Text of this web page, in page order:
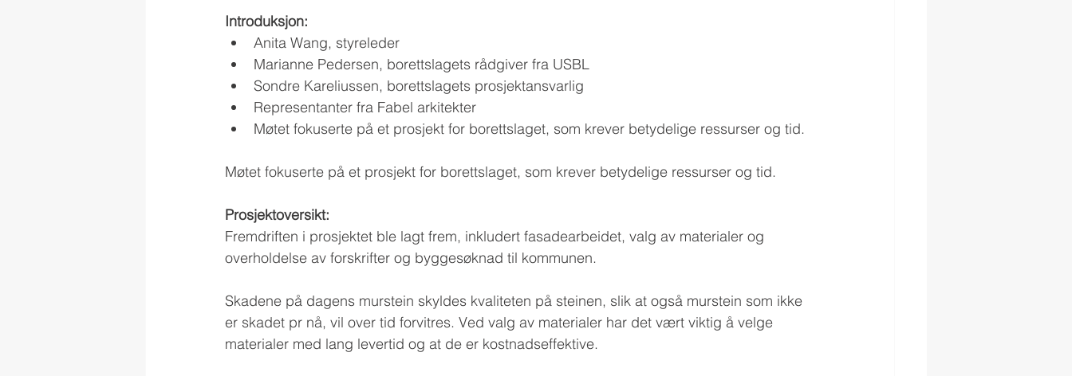
Introduksjon:
Anita Wang, styreleder
Marianne Pedersen, borettslagets rådgiver fra USBL
Sondre Kareliussen, borettslagets prosjektansvarlig
Representanter fra Fabel arkitekter
Møtet fokuserte på et prosjekt for borettslaget, som krever betydelige ressurser og tid.
Møtet fokuserte på et prosjekt for borettslaget, som krever betydelige ressurser og tid.
Prosjektoversikt:
Fremdriften i prosjektet ble lagt frem, inkludert fasadearbeidet, valg av materialer og
overholdelse av forskrifter og byggesøknad til kommunen.
Skadene på dagens murstein skyldes kvaliteten på steinen, slik at også murstein som ikke
er skadet pr nå, vil over tid forvitres. Ved valg av materialer har det vært viktig å velge
materialer med lang levertid og at de er kostnadseffektive.